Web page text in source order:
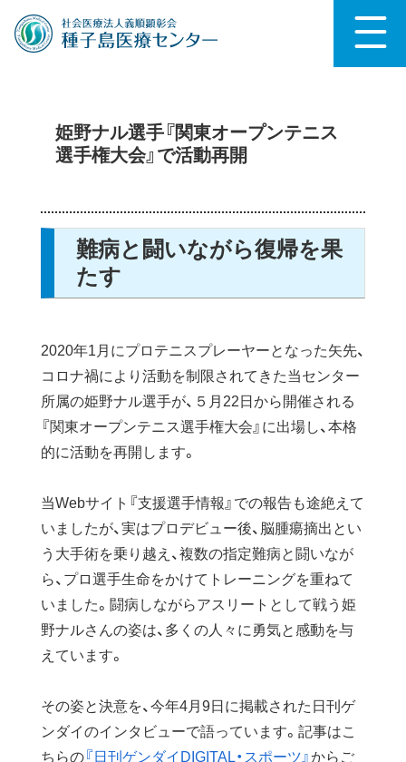
姫野ナル選手『関東オープンテニス
選手権大会』で活動再開
難病と闘いながら復帰を果
たす
2020年1月にプロテニスプレーヤーとなった矢先、
コロナ禍により活動を制限されてきた当センター
所属の姫野ナル選手が、５月22日から開催される
『関東オープンテニス選手権大会』に出場し、本格
的に活動を再開します。
当Webサイト『支援選手情報』での報告も途絶えて
いましたが、実はプロデビュー後、脳腫瘍摘出とい
う大手術を乗り越え、複数の指定難病と闘いなが
ら、プロ選手生命をかけてトレーニングを重ねて
いました。闘病しながらアスリートとして戦う姫
野ナルさんの姿は、多くの人々に勇気と感動を与
えています。
その姿と決意を、今年4月9日に掲載された日刊ゲ
ンダイのインタビューで語っています。記事はこ
ちらの『日刊ゲンダイDIGITAL・スポーツ』からご